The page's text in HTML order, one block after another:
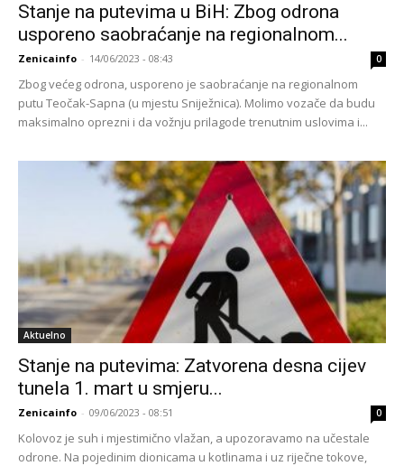
Stanje na putevima u BiH: Zbog odrona
usporeno saobraćanje na regionalnom...
Zenicainfo - 14/06/2023 - 08:43 0
Zbog većeg odrona, usporeno je saobraćanje na regionalnom
putu Teočak-Sapna (u mjestu Sniježnica). Molimo vozače da budu
maksimalno oprezni i da vožnju prilagode trenutnim uslovima i...
Aktuelno
Stanje na putevima: Zatvorena desna cijev
tunela 1. mart u smjeru...
Zenicainfo - 09/06/2023 - 08:51 0
Kolovoz je suh i mjestimično vlažan, a upozoravamo na učestale
odrone. Na pojedinim dionicama u kotlinama i uz riječne tokove,